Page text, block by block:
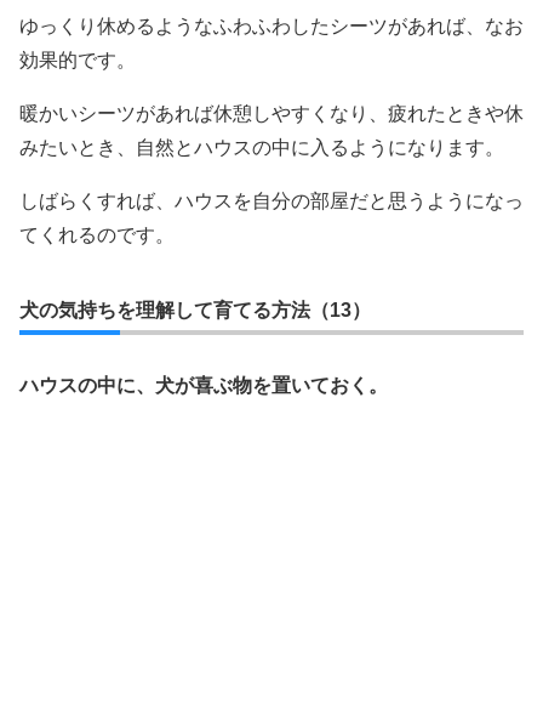
ゆっくり休めるようなふわふわしたシーツがあれば、なお
効果的です。
暖かいシーツがあれば休憩しやすくなり、疲れたときや休
みたいとき、自然とハウスの中に入るようになります。
しばらくすれば、ハウスを自分の部屋だと思うようになっ
てくれるのです。
犬の気持ちを理解して育てる方法（13）
ハウスの中に、犬が喜ぶ物を置いておく。